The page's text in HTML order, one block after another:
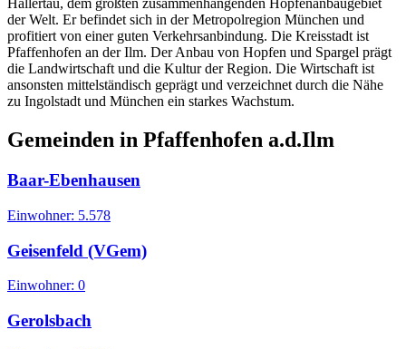
Hallertau, dem größten zusammenhängenden Hopfenanbaugebiet
der Welt. Er befindet sich in der Metropolregion München und
profitiert von einer guten Verkehrsanbindung. Die Kreisstadt ist
Pfaffenhofen an der Ilm. Der Anbau von Hopfen und Spargel prägt
die Landwirtschaft und die Kultur der Region. Die Wirtschaft ist
ansonsten mittelständisch geprägt und verzeichnet durch die Nähe
zu Ingolstadt und München ein starkes Wachstum.
Gemeinden in Pfaffenhofen a.d.Ilm
Baar-Ebenhausen
Einwohner: 5.578
Geisenfeld (VGem)
Einwohner: 0
Gerolsbach